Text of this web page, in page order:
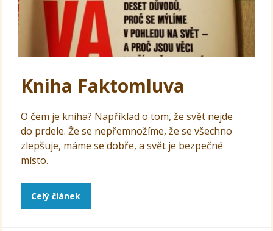
Kniha Faktomluva
O čem je kniha? Například o tom, že svět nejde
do prdele. Že se nepřemnožíme, že se všechno
zlepšuje, máme se dobře, a svět je bezpečné
místo.
Celý článek